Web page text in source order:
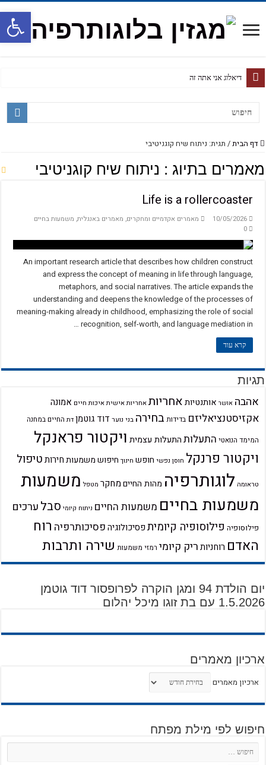
דיאלוג אני אתה זה
דף הבית/ תגית: ניתוח שיח קוגניטיבי
מאמרים בתיוג : ניתוח שיח קוגניטיבי
Life is a rollercoaster
10/05/2026 מאמרים אקדמיים ומחקרים, מאמרים באנגלית, משמעות בחיים
0
An important research article that describes how children construct
and express the concept of meaning in life through language,
metaphors, and social narratives. The article expands the
understanding and deepens the knowledge of the processes of
meaning-making already in childhood, emphasizing the role of social
recognition, self-worth, and language mediation in …
קרא עוד
תגיות
אהבה אושר אותנטיותאחריותאחריות אישיתאיכות חיים אמונה
אקזיסטנציאליזם בדידותבחירה בני נוער דוד גוטמן דת החיים במחנה
המימד הנואטי התעלותהתעלות עצמית ויקטור פראנקל
ויקטור פרנקל חוסן נפשי חופש חינוך חיפוש משמעותחירותטיפול
טראומה לוגותרפיה מהות החייםמחקר מטפל משמעות
משמעות בחיים משמעות החיים ניתוח קיומי סבלערכים
פילוסופיה פילוסופיה קיומיתפסיכולוגיהפסיכותרפיה רוח
האדם רוחניותריק קיומי רמזי משמעות שירה ותרבות
יום הולדת 94 ומגן הוקרה לפרופסור דוד גוטמן
1.5.2026 עם בת זוגו מיכל יהלום
ארכיון מאמרים
ארכיון מאמרים
חיפוש לפי מילת מפתח